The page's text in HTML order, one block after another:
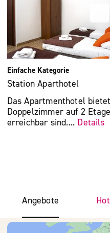
Einfache Kategorie
Station Aparthotel
Das Apartmenthotel
Doppelzimmer auf 2
erreichbar sind.... Details
Angebote